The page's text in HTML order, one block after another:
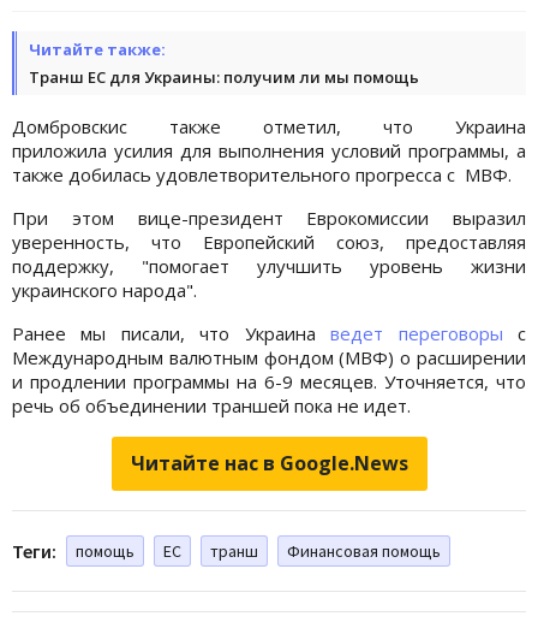
Читайте также:
Транш ЕС для Украины: получим ли мы помощь
Домбровскис также отметил, что Украина
приложила усилия для выполнения условий программы, а
также добилась удовлетворительного прогресса с МВФ.
При этом вице-президент Еврокомиссии выразил
уверенность, что Европейский союз, предоставляя
поддержку, "помогает улучшить уровень жизни
украинского народа".
Ранее мы писали, что Украинаведет переговоры с
Международным валютным фондом (МВФ) о расширении
и продлении программы на 6-9 месяцев. Уточняется, что
речь об объединении траншей пока не идет.
Читайте нас в Google.News
Теги: помощь ЕС транш Финансовая помощь